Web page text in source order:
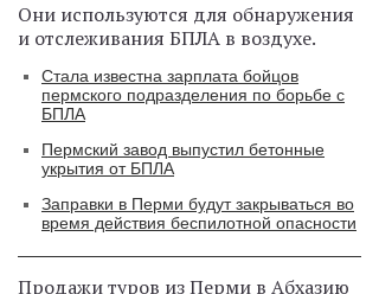
Они используются для обнаружения
и отслеживания БПЛА в воздухе.
Стала известна зарплата бойцов
пермского подразделения по борьбе с
БПЛА
Пермский завод выпустил бетонные
укрытия от БПЛА
Заправки в Перми будут закрываться во
время действия беспилотной опасности
Продажи туров из Перми в Абхазию